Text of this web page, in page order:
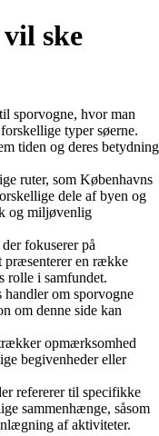
ske
sporvogne, hvor man
typer søerne.
tiden og deres betydning
ruter, som Københavns
dele af byen og
og miljøvenlig
fokuserer på
præsenterer en række
rolle i samfundet.
om sporvogne
om denne side kan
opmærksomhed
begivenheder eller
refererer til specifikke
sammenhænge, såsom
af aktiviteter.